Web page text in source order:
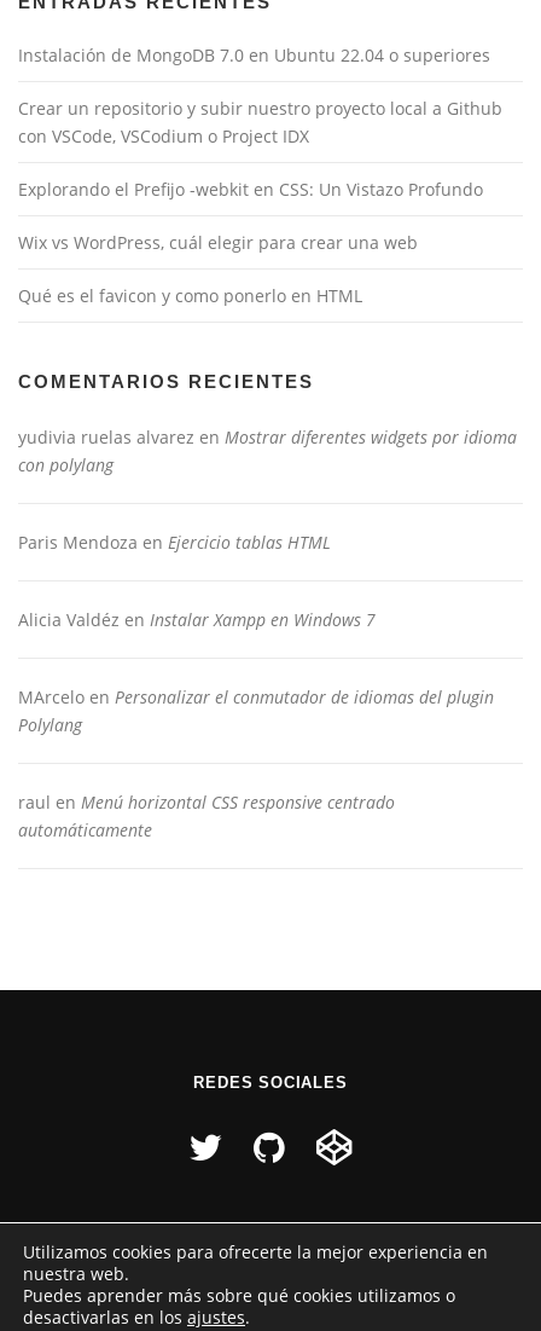
Instalación de MongoDB 7.0 en Ubuntu 22.04 o superiores
Crear un repositorio y subir nuestro proyecto local a Github
con VSCode, VSCodium o Project IDX
Explorando el Prefijo -webkit en CSS: Un Vistazo Profundo
Wix vs WordPress, cuál elegir para crear una web
Qué es el favicon y como ponerlo en HTML
COMENTARIOS RECIENTES
yudivia ruelas alvarez en Mostrar diferentes widgets por idioma
con polylang
Paris Mendoza en Ejercicio tablas HTML
Alicia Valdéz en Instalar Xampp en Windows 7
MArcelo en Personalizar el conmutador de idiomas del plugin
Polylang
raul en Menú horizontal CSS responsive centrado
automáticamente
REDES SOCIALES
Copyright © 2026 Raúl Pérez
Utilizamos cookies para ofrecerte la mejor experiencia en
nuestra web.
Puedes aprender más sobre qué cookies utilizamos o
desactivarlas en los ajustes.